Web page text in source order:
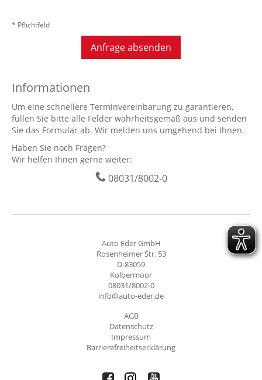
* Pflichtfeld
Anfrage absenden
Informationen
Um eine schnellere Terminvereinbarung zu garantieren,
füllen Sie bitte alle Felder wahrheitsgemäß aus und senden
Sie das Formular ab. Wir melden uns umgehend bei Ihnen.
Haben Sie noch Fragen?
Wir helfen Ihnen gerne weiter:
08031/8002-0
Auto Eder GmbH
Rosenheimer Str. 53
D-83059
Kolbermoor
08031/8002-0
info@auto-eder.de
AGB
Datenschutz
Impressum
Barrierefreiheitserklärung